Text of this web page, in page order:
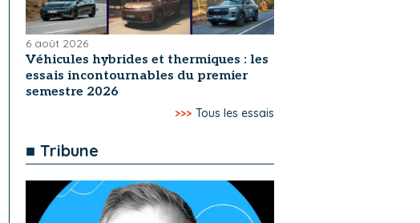
6 août 2026
Véhicules hybrides et thermiques : les
essais incontournables du premier
semestre 2026
>>> Tous les essais
■ Tribune